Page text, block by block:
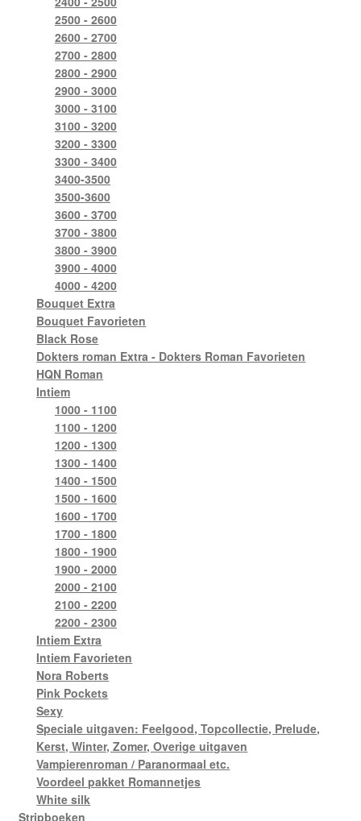
2500 - 2600
2600 - 2700
2700 - 2800
2800 - 2900
2900 - 3000
3000 - 3100
3100 - 3200
3200 - 3300
3300 - 3400
3400-3500
3500-3600
3600 - 3700
3700 - 3800
3800 - 3900
3900 - 4000
4000 - 4200
Bouquet Extra
Bouquet Favorieten
Black Rose
Dokters roman Extra - Dokters Roman Favorieten
HQN Roman
Intiem
1000 - 1100
1100 - 1200
1200 - 1300
1300 - 1400
1400 - 1500
1500 - 1600
1600 - 1700
1700 - 1800
1800 - 1900
1900 - 2000
2000 - 2100
2100 - 2200
2200 - 2300
Intiem Extra
Intiem Favorieten
Nora Roberts
Pink Pockets
Sexy
Speciale uitgaven: Feelgood, Topcollectie, Prelude,
Kerst, Winter, Zomer, Overige uitgaven
Vampierenroman / Paranormaal etc.
Voordeel pakket Romannetjes
White silk
Stripboeken